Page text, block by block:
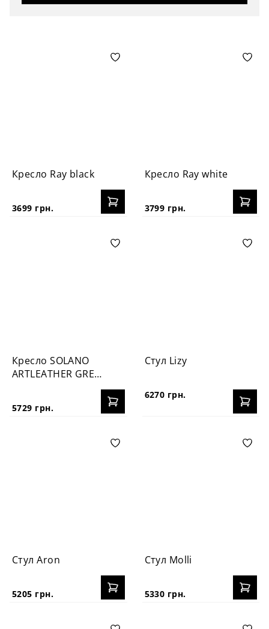
Кресло Ray black
3699 грн.
Кресло Ray white
3799 грн.
Кресло SOLANO
ARTLEATHER GREY
5729 грн.
Стул Lizy
6270 грн.
Стул Aron
5205 грн.
Стул Molli
5330 грн.